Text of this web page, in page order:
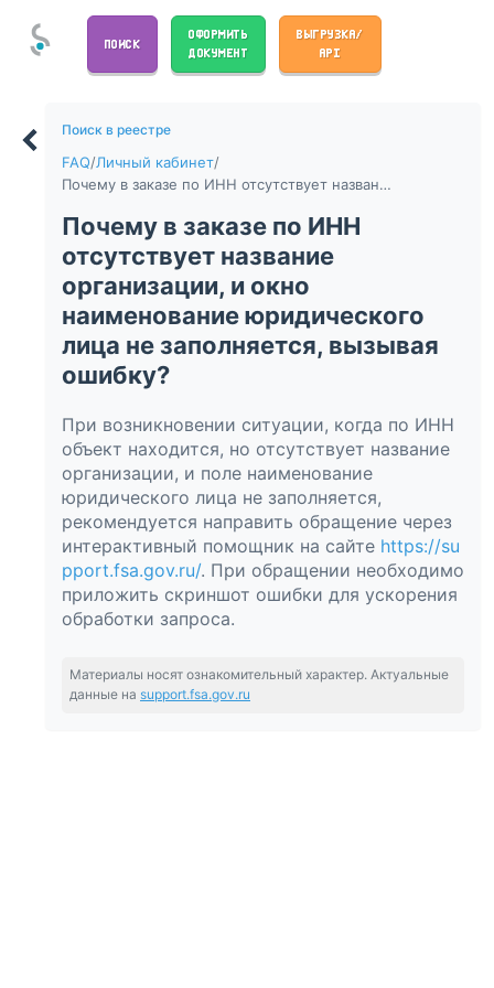
ПОИСК
ОФОРМИТЬ
ДОКУМЕНТ
ВЫГРУЗКА/
API
Поиск в реестре
FAQ/Личный кабинет/
Почему в заказе по ИНН отсутствует название организации, и окно наименование юридического лица не заполняется, вызывая ошибку?
Почему в заказе по ИНН
отсутствует название
организации, и окно
наименование юридического
лица не заполняется, вызывая
ошибку?
При возникновении ситуации, когда по ИНН
объект находится, но отсутствует название
организации, и поле наименование
юридического лица не заполняется,
рекомендуется направить обращение через
интерактивный помощник на сайте https://su
pport.fsa.gov.ru/. При обращении необходимо
приложить скриншот ошибки для ускорения
обработки запроса.
Материалы носят ознакомительный характер. Актуальные
данные на support.fsa.gov.ru